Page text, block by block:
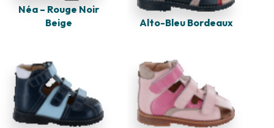
Néa – Rouge Noir
Beige
Alto-Bleu Bordeaux